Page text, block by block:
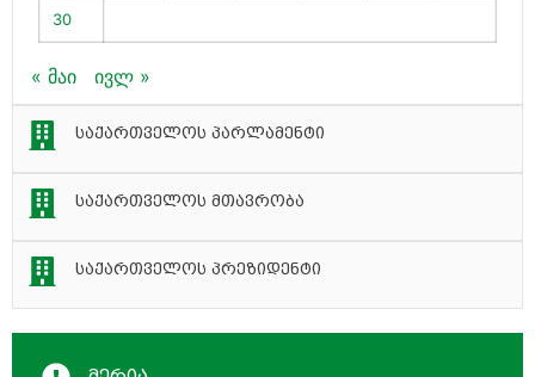
30
« მაი ივლ »
საქართველოს პარლამენტი
საქართველოს მთავრობა
საქართველოს პრეზიდენტი